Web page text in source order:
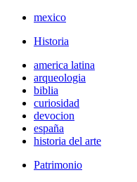
mexico
Historia
america latina
arqueologia
biblia
curiosidad
devocion
españa
historia del arte
Patrimonio